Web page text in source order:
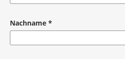
Nachname *